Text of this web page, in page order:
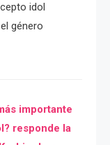
idol
género
importante
responde la